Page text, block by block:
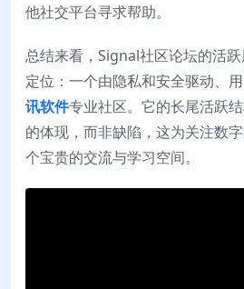
他社交平台寻求帮助。
总结来看，Signal社区论坛的活
定位：一个由隐私和安全驱动、
讯软件专业社区。它的长尾活跃
的体现，而非缺陷，这为关注数
个宝贵的交流与学习空间。